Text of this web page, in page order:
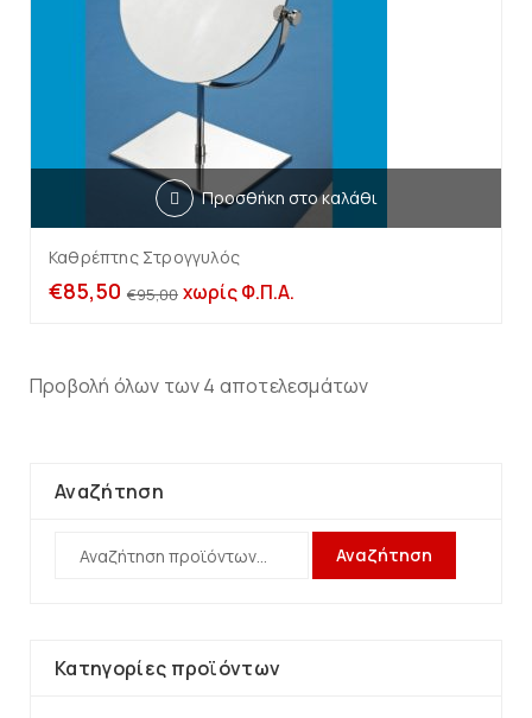
Προσθήκη στο καλάθι
Καθρέπτης Στρογγυλός
€95,00
€85,50 χωρίς Φ.Π.Α.
Προβολή όλων των 4 αποτελεσμάτων
Αναζήτηση
Αναζήτηση
Κατηγορίες προϊόντων